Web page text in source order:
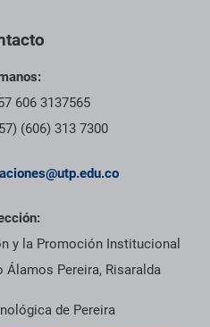
606 3137565
(606) 313 7300
y la Promoción Institucional
Álamos Pereira, Risaralda
de Pereira